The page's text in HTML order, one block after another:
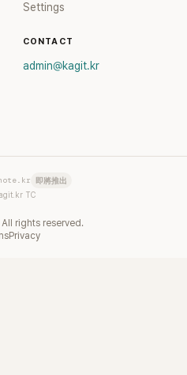
Settings
CONTACT
admin@kagit.kr
即將推出
TC
All rights reserved.
Privacy